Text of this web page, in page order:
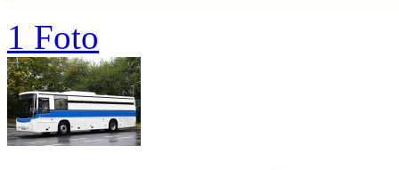
1 Foto